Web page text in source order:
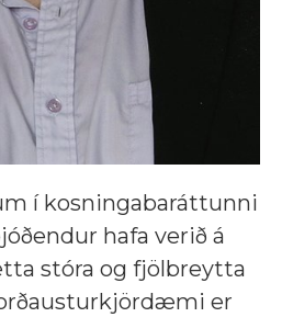
í kosningabaráttunni
hafa verið á
stóra og fjölbreytta
er